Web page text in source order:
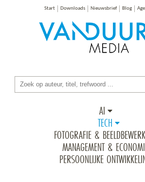
Start Downloads Nieuwsbrief Blog
AI
TECH
FOTOGRAFIE &
MANAGEMENT &
PERSOONLIJKE